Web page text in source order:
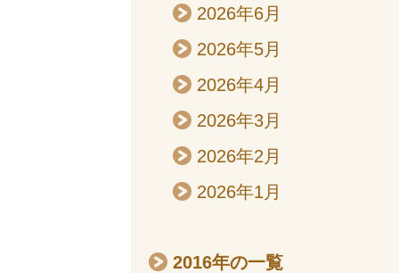
2026年6月
2026年5月
2026年4月
2026年3月
2026年2月
2026年1月
2016年の一覧